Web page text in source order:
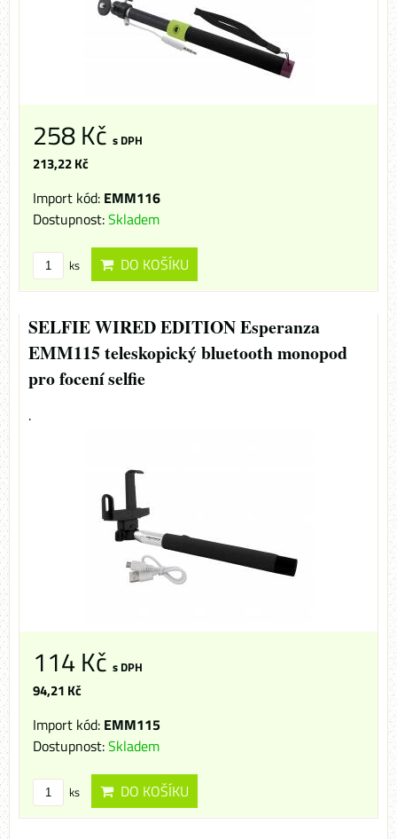
258 Kč s DPH
213,22 Kč
Import kód: EMM116
Dostupnost:Skladem
ks DO KOŠÍKU
SELFIE WIRED EDITION Esperanza
EMM115 teleskopický bluetooth monopod
pro focení selfie
.
114 Kč s DPH
94,21 Kč
Import kód: EMM115
Dostupnost:Skladem
ks DO KOŠÍKU